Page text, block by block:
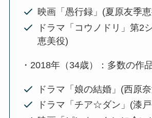
映画「愚行録」(夏原友季
ドラマ「コウノドリ」第2
恵美役)
・2018年（34歳）：多数の作
ドラマ「娘の結婚」(西原
ドラマ「チア☆ダン」(漆